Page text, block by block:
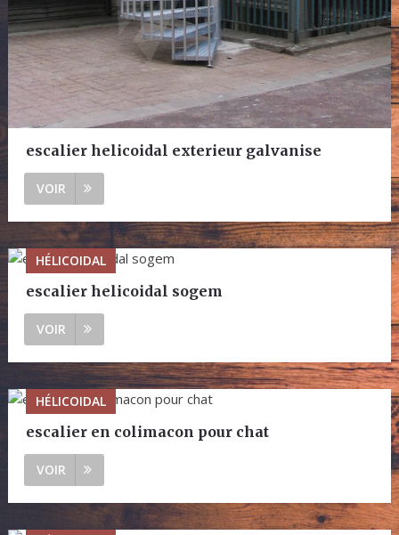
escalier helicoidal exterieur galvanise
VOIR
HÉLICOIDAL
escalier helicoidal sogem
VOIR
HÉLICOIDAL
escalier en colimacon pour chat
VOIR